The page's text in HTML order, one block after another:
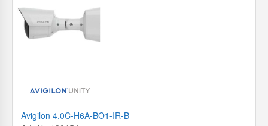
Avigilon 4.0C-H6A-BO1-IR-B